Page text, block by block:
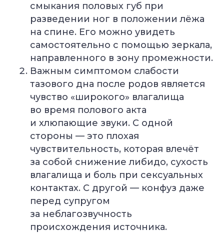
смыкания половых губ при
разведении ног в положении лёжа
на спине. Его можно увидеть
самостоятельно с помощью зеркала,
направленного в зону промежности.
Важным симптомом слабости
тазового дна после родов является
чувство «широкого» влагалища
во время полового акта
и хлюпающие звуки. С одной
стороны — это плохая
чувствительность, которая влечёт
за собой снижение либидо, сухость
влагалища и боль при сексуальных
контактах. С другой — конфуз даже
перед супругом
за неблагозвучность
происхождения источника.